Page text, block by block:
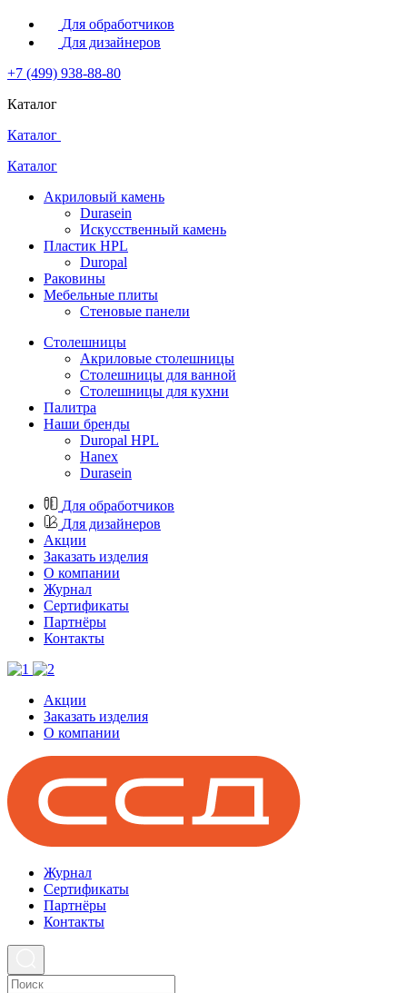
Для обработчиков
Для дизайнеров
+7 (499) 938-88-80
Каталог
Каталог
Каталог
Акриловый камень
Durasein
Искусственный камень
Пластик HPL
Duropal
Раковины
Мебельные плиты
Стеновые панели
Столешницы
Акриловые столешницы
Столешницы для ванной
Столешницы для кухни
Палитра
Наши бренды
Duropal HPL
Hanex
Durasein
Для обработчиков
Для дизайнеров
Акции
Заказать изделия
О компании
Журнал
Cертификаты
Партнёры
Контакты
Акции
Заказать изделия
О компании
Журнал
Cертификаты
Партнёры
Контакты